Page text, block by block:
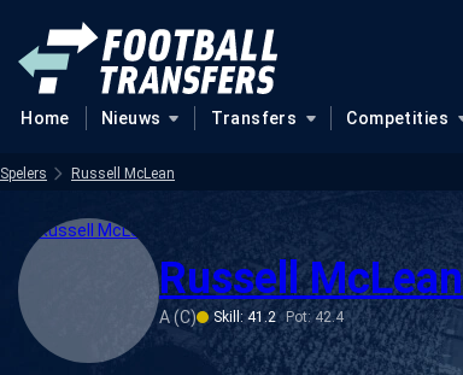
Home Nieuws Transfers Competities
Spelers Russell McLean
Russell McLean
A (C) Skill: 41.2 Pot: 42.4